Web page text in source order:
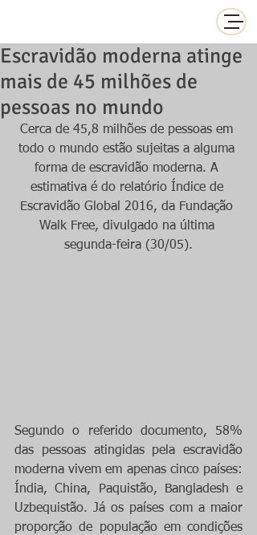
Escravidão moderna atinge
mais de 45 milhões de
pessoas no mundo
Cerca de 45,8 milhões de pessoas em
todo o mundo estão sujeitas a alguma
forma de escravidão moderna. A
estimativa é do relatório Índice de
Escravidão Global 2016, da Fundação
Walk Free, divulgado na última
segunda-feira (30/05).
Segundo o referido documento, 58%
das pessoas atingidas pela escravidão
moderna vivem em apenas cinco países:
Índia, China, Paquistão, Bangladesh e
Uzbequistão. Já os países com a maior
proporção de população em condições